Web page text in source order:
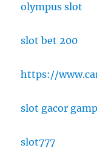
olympus slot
slot bet 200
https://
slot gacor
slot777